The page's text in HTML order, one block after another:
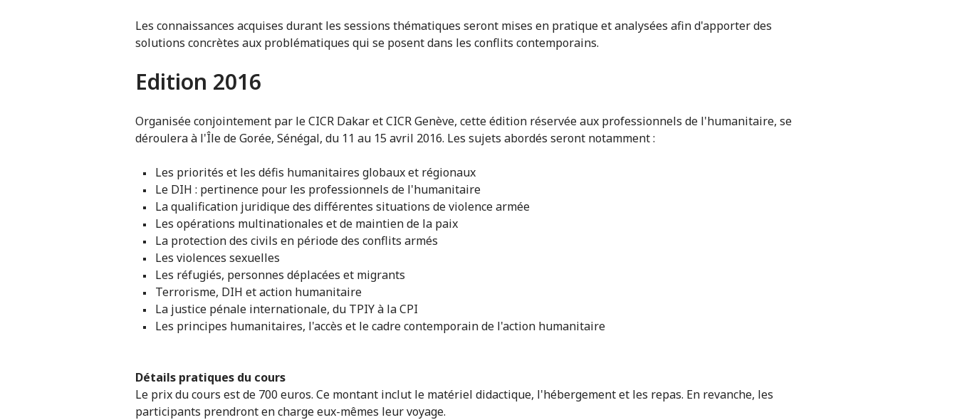
Les connaissances acquises durant les sessions thématiques seront mises en pratique et analysées afin d'apporter des
solutions concrètes aux problématiques qui se posent dans les conflits contemporains.
Edition 2016
Organisée conjointement par le CICR Dakar et CICR Genève, cette édition réservée aux professionnels de l'humanitaire, se
déroulera à l'Île de Gorée, Sénégal, du 11 au 15 avril 2016. Les sujets abordés seront notamment :
Les priorités et les défis humanitaires globaux et régionaux
Le DIH : pertinence pour les professionnels de l'humanitaire
La qualification juridique des différentes situations de violence armée
Les opérations multinationales et de maintien de la paix
La protection des civils en période des conflits armés
Les violences sexuelles
Les réfugiés, personnes déplacées et migrants
Terrorisme, DIH et action humanitaire
La justice pénale internationale, du TPIY à la CPI
Les principes humanitaires, l'accès et le cadre contemporain de l'action humanitaire
Détails pratiques du cours
Le prix du cours est de 700 euros. Ce montant inclut le matériel didactique, l'hébergement et les repas. En revanche, les
participants prendront en charge eux-mêmes leur voyage.